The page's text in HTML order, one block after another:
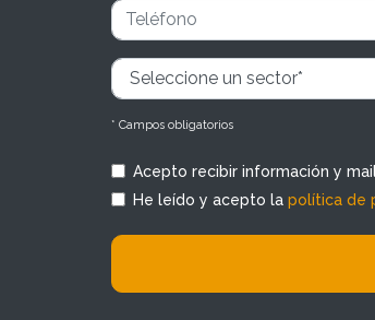
* Campos obligatorios
Acepto recibir información y
He leído y acepto la política de